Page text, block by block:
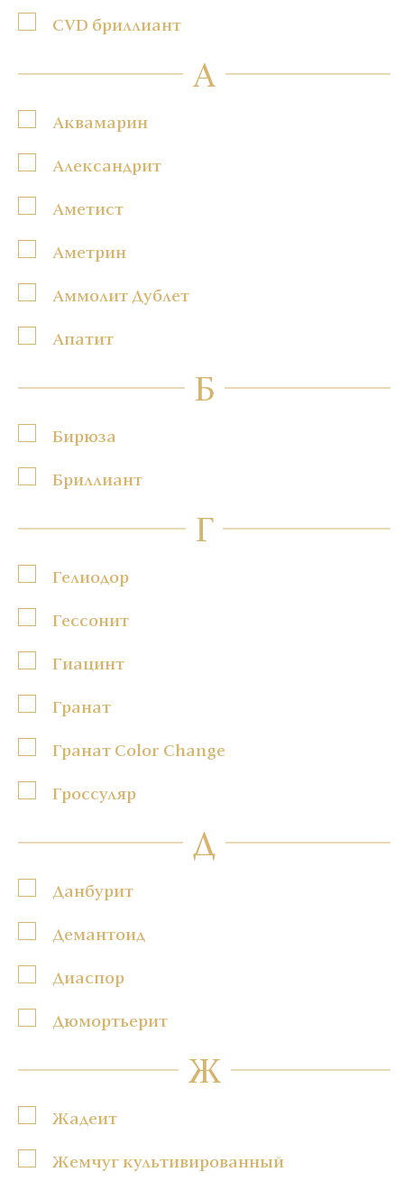
CVD бриллиант
А
Аквамарин
Александрит
Аметист
Аметрин
Аммолит Дублет
Апатит
Б
Бирюза
Бриллиант
Г
Гелиодор
Гессонит
Гиацинт
Гранат
Гранат Color Change
Гроссуляр
Д
Данбурит
Демантоид
Диаспор
Дюмортьерит
Ж
Жадеит
Жемчуг культивированный